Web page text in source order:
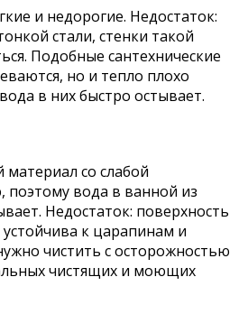
и недорогие. Недостаток:
стали, стенки такой
Подобные сантехнические
но и тепло плохо
в них быстро остывает.
со слабой
поэтому вода в ванной из
Недостаток: поверхность
к царапинам и
чистить с осторожностью
чистящих и моющих